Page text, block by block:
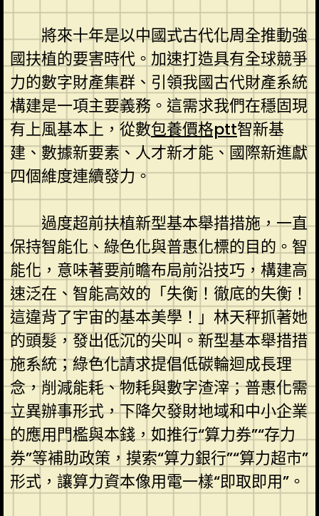
將來十年是以中國式古代化周全推動強
國扶植的要害時代。加速打造具有全球競爭
力的數字財產集群、引領我國古代財產系統
構建是一項主要義務。這需求我們在穩固現
有上風基本上，從數包養價格ptt智新基
建、數據新要素、人才新才能、國際新進獻
四個維度連續發力。
過度超前扶植新型基本舉措措施，一直
保持智能化、綠色化與普惠化標的目的。智
能化，意味著要前瞻布局前沿技巧，構建高
速泛在、智能高效的「失衡！徹底的失衡！
這違背了宇宙的基本美學！」林天秤抓著她
的頭髮，發出低沉的尖叫。新型基本舉措措
施系統；綠色化請求提倡低碳輪迴成長理
念，削減能耗、物耗與數字渣滓；普惠化需
立異辦事形式，下降欠發財地域和中小企業
的應用門檻與本錢，如推行“算力券”“存力
券”等補助政策，摸索“算力銀行”“算力超市”
形式，讓算力資本像用電一樣“即取即用”。